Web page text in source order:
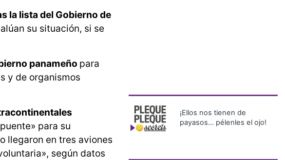
la lista del Gobierno de
su situación, si se
panameño para
y de organismos
para su
llegaron en tres aviones
según datos
¡Ellos nos tienen de
payasos… pélenles el ojo!